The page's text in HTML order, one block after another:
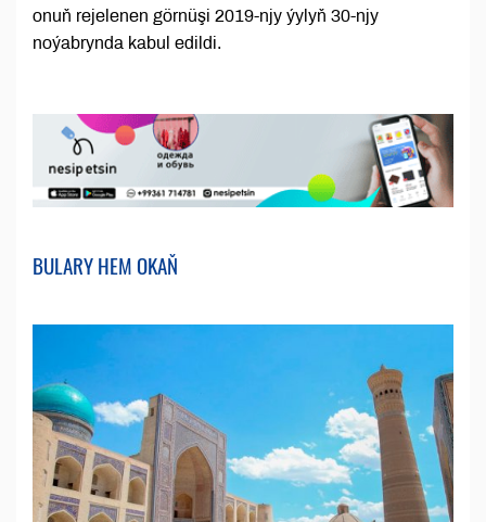
onuň rejelenen görnüşi 2019-njy ýylyň 30-njy
noýabrynda kabul edildi.
BULARY HEM OKAŇ